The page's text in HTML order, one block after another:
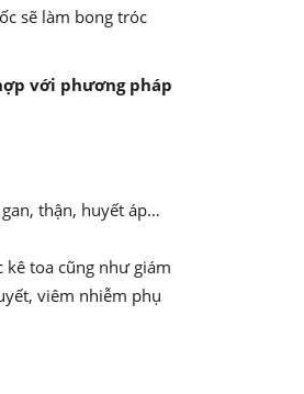
sẽ làm bong tróc
với phương pháp
thận, huyết áp…
kê toa cũng như giám
viêm nhiễm phụ